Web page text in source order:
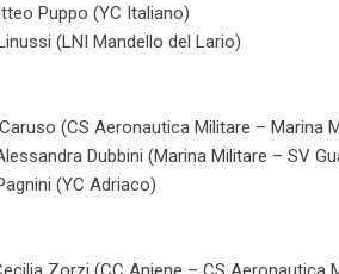
Puppo (YC Italiano)
(LNI Mandello del Lario)
(CS Aeronautica Militare – Marina
Dubbini (Marina Militare – SV
(YC Adriaco)